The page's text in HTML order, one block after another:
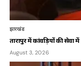
झारखंड
तारापुर में कांवड़ियों की सेवा
August 3, 2026